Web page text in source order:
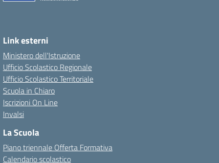
Link esterni
Ministero dell'Istruzione
Ufficio Scolastico Regionale
Ufficio Scolastico Territoriale
Scuola in Chiaro
Iscrizioni On Line
Invalsi
La Scuola
Piano triennale Offerta Formativa
Calendario scolastico